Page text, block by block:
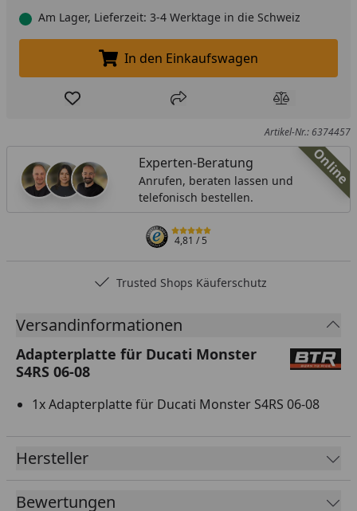
Am Lager, Lieferzeit: 3-4 Werktage in die Schweiz
In den Einkaufswagen legen
In den Einkaufswagen
Produkt zur Wunschliste hinzufügen
Teilen Produkt
Artikel-Nr.: 6374457
Online
Experten-Beratung
Anrufen, beraten lassen und
telefonisch bestellen.
4,81/ 5
Trusted Shops Käuferschutz
Versandinformationen
Adapterplatte für Ducati Monster
S4RS 06-08
1x Adapterplatte für Ducati Monster S4RS 06-08
Hersteller
Bewertungen